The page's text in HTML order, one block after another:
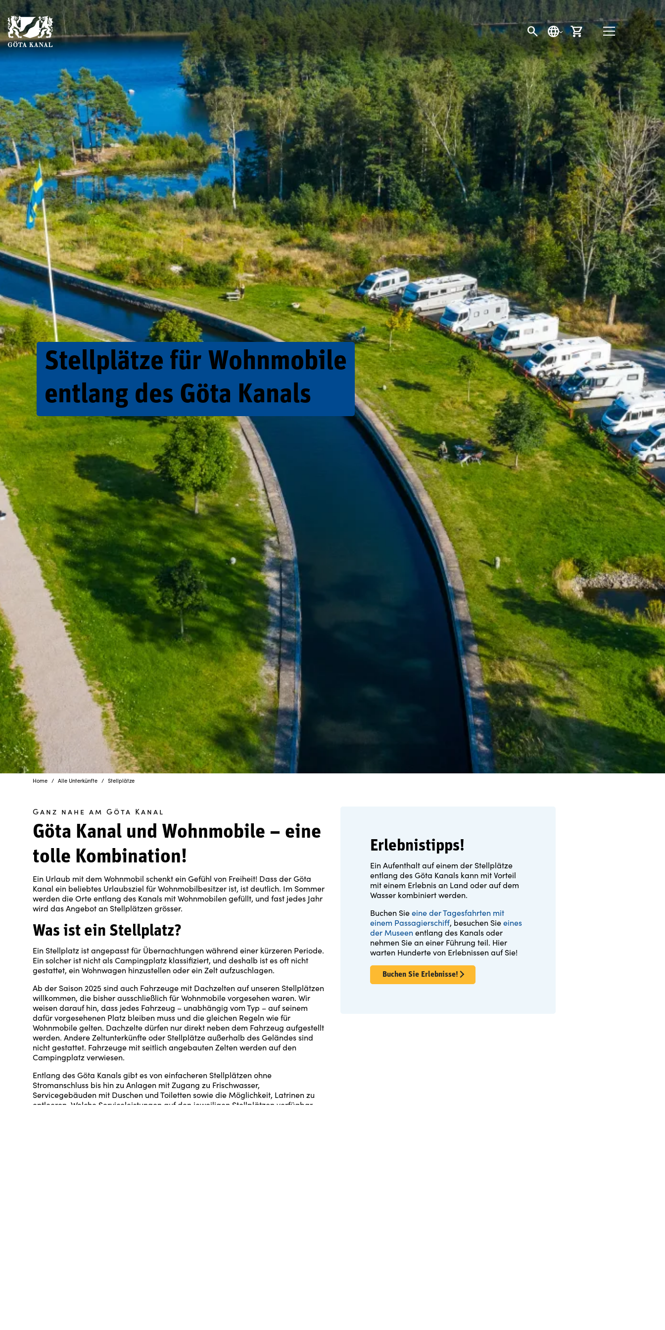
SEARCH BUTTON
SPRACHEEINKAUFSWAGEN
Stellplätze für Wohnmobile
entlang des Göta Kanals
Home Alle Unterkünfte Stellplätze
Ganz nahe am Göta Kanal
Göta Kanal und Wohnmobile – eine
tolle Kombination!
Ein Urlaub mit dem Wohnmobil schenkt ein Gefühl von Freiheit! Dass der Göta
Kanal ein beliebtes Urlaubsziel für Wohnmobilbesitzer ist, ist deutlich. Im Sommer
werden die Orte entlang des Kanals mit Wohnmobilen gefüllt, und fast jedes Jahr
wird das Angebot an Stellplätzen grösser.
Was ist ein Stellplatz?
Ein Stellplatz ist angepasst für Übernachtungen während einer kürzeren Periode.
Ein solcher ist nicht als Campingplatz klassifiziert, und deshalb ist es oft nicht
gestattet, ein Wohnwagen hinzustellen oder ein Zelt aufzuschlagen.
Ab der Saison 2025 sind auch Fahrzeuge mit Dachzelten auf unseren Stellplätzen
willkommen, die bisher ausschließlich für Wohnmobile vorgesehen waren. Wir
weisen darauf hin, dass jedes Fahrzeug – unabhängig vom Typ – auf seinem
dafür vorgesehenen Platz bleiben muss und die gleichen Regeln wie für
Wohnmobile gelten. Dachzelte dürfen nur direkt neben dem Fahrzeug aufgestellt
werden. Andere Zeltunterkünfte oder Stellplätze außerhalb des Geländes sind
nicht gestattet. Fahrzeuge mit seitlich angebauten Zelten werden auf den
Campingplatz verwiesen.
Entlang des Göta Kanals gibt es von einfacheren Stellplätzen ohne
Stromanschluss bis hin zu Anlagen mit Zugang zu Frischwasser,
Servicegebäuden mit Duschen und Toiletten sowie die Möglichkeit, Latrinen zu
entleeren. Welche Serviceleistungen auf den jeweiligen Stellplätzen verfügbar
Erlebnistipps!
Ein Aufenthalt auf einem der Stellplätze
entlang des Göta Kanals kann mit Vorteil
mit einem Erlebnis an Land oder auf dem
Wasser kombiniert werden.
Buchen Sieeine der Tagesfahrten mit
einem Passagierschiff, besuchen Sieeines
der Museen entlang des Kanals oder
nehmen Sie an einer Führung teil. Hier
warten Hunderte von Erlebnissen auf Sie!
Buchen Sie Erlebnisse!